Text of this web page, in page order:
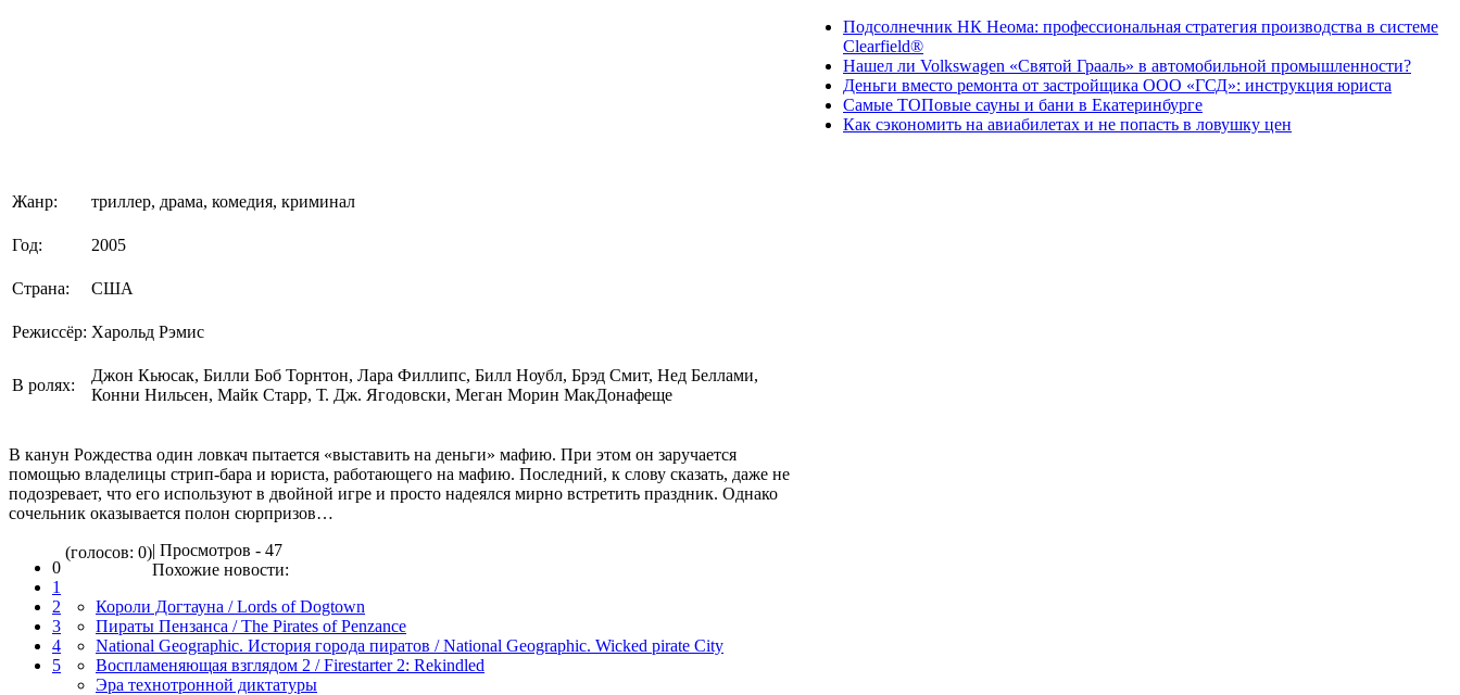
Жанр: триллер, драма, комедия, криминал
Год: 2005
Страна: США
Режиссёр: Харольд Рэмис
В ролях:
Джон Кьюсак, Билли Боб Торнтон, Лара Филлипс, Билл Ноубл, Брэд Смит, Нед Беллами,
Конни Нильсен, Майк Старр, Т. Дж. Ягодовски, Меган Морин МакДонафеще
В канун Рождества один ловкач пытается «выставить на деньги» мафию. При этом он заручается
помощью владелицы стрип-бара и юриста, работающего на мафию. Последний, к слову сказать, даже не
подозревает, что его используют в двойной игре и просто надеялся мирно встретить праздник. Однако
сочельник оказывается полон сюрпризов…
0
1
2
3
4
5
(голосов: 0)| Просмотров - 47
Похожие новости:
Короли Догтауна / Lords of Dogtown
Пираты Пензанса / The Pirates of Penzance
National Geographic. История города пиратов / National Geographic. Wicked pirate City
Воспламеняющая взглядом 2 / Firestarter 2: Rekindled
Эра технотронной диктатуры
Подсолнечник НК Неома: профессиональная стратегия производства в системе
Clearfield®
Нашел ли Volkswagen «Святой Грааль» в автомобильной промышленности?
Деньги вместо ремонта от застройщика ООО «ГСД»: инструкция юриста
Самые ТОПовые сауны и бани в Екатеринбурге
Как сэкономить на авиабилетах и не попасть в ловушку цен